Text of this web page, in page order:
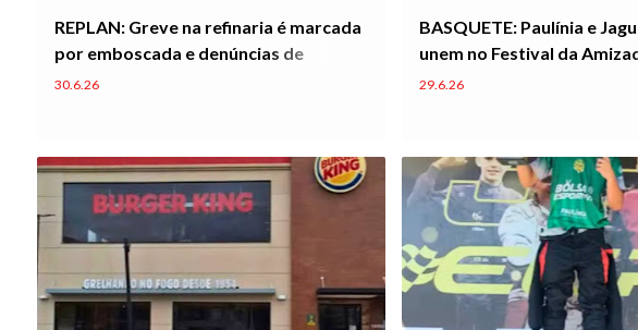
REPLAN: Greve na refinaria é marcada
por emboscada e denúncias de
violência
30.6.26
BASQUETE: Paulínia e
unem no Festival da
Basquete
29.6.26